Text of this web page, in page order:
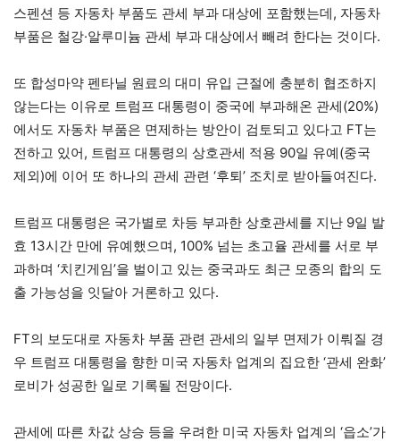
스펜션 등 자동차 부품도 관세 부과 대상에 포함했는데, 자동차
부품은 철강·알루미늄 관세 부과 대상에서 빼려 한다는 것이다.
또 합성마약 펜타닐 원료의 대미 유입 근절에 충분히 협조하지
않는다는 이유로 트럼프 대통령이 중국에 부과해온 관세(20%)
에서도 자동차 부품은 면제하는 방안이 검토되고 있다고 FT는
전하고 있어, 트럼프 대통령의 상호관세 적용 90일 유예(중국
제외)에 이어 또 하나의 관세 관련 ‘후퇴’ 조치로 받아들여진다.
트럼프 대통령은 국가별로 차등 부과한 상호관세를 지난 9일 발
효 13시간 만에 유예했으며, 100% 넘는 초고율 관세를 서로 부
과하며 ‘치킨게임’을 벌이고 있는 중국과도 최근 모종의 합의 도
출 가능성을 잇달아 거론하고 있다.
FT의 보도대로 자동차 부품 관련 관세의 일부 면제가 이뤄질 경
우 트럼프 대통령을 향한 미국 자동차 업계의 집요한 ‘관세 완화’
로비가 성공한 일로 기록될 전망이다.
관세에 따른 차값 상승 등을 우려한 미국 자동차 업계의 ‘읍소’가